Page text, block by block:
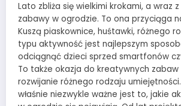
Lato zbliża się wielkimi krokami, a wraz
zabawy w ogrodzie. To ona przyciąga
Kuszą piaskownice, huśtawki, różnego
typu aktywność jest najlepszym
odciągnąć dzieci sprzed smartfonów
To także okazja do kreatywnych zabaw
rozwijanie różnego rodzaju
właśnie niezwykle ważne jest to, jakie